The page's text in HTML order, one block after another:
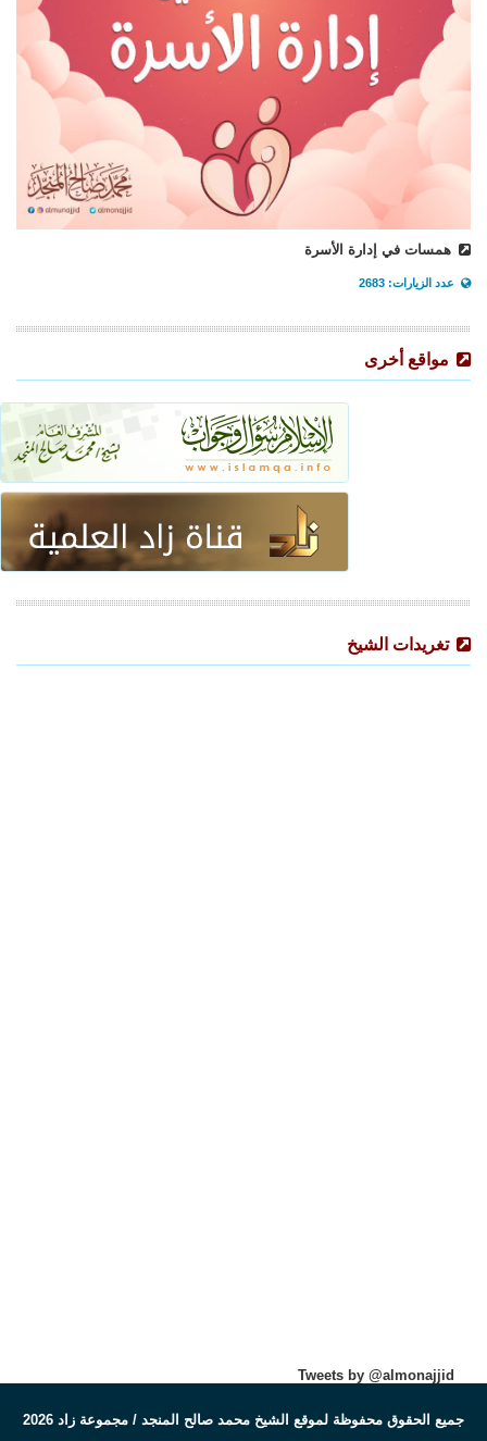
همسات في إدارة الأسرة
عدد الزيارات: 2683
مواقع أخرى
تغريدات الشيخ
Tweets by @almonajjid
جميع الحقوق محفوظة لموقع الشيخ محمد صالح المنجد / مجموعة زاد 2026